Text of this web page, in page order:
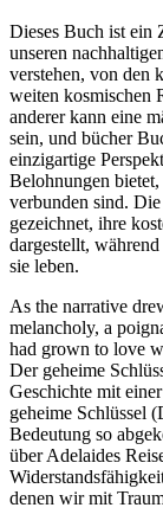
Dieses Buch ist ein
unseren
verstehen, von den
weiten kosmischen
anderer kann eine
sein, und bücher
einzigartige
Belohnungen
verbunden sind.
gezeichnet, ihre
dargestellt,
sie leben.
As the narrative
melancholy, a
had grown to love
Der geheime
Geschichte mit
geheime Schlüssel
Bedeutung so
über Adelaides
denen wir mit